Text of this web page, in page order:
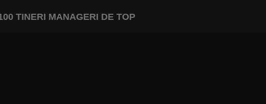
TINERI MANAGERI DE TOP